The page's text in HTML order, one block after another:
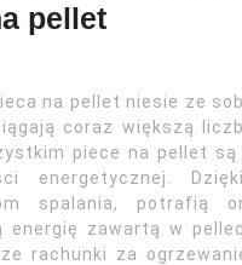
pellet
na pellet niesie ze
coraz większą
piece na pellet
energetycznej.
spalania, potrafią
energię zawartą w
rachunki za